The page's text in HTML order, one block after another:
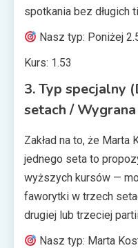
spotkania bez długich
Nasz typ: Poniżej
Kurs: 1.53
3. Typ specjalny
setach /
Zakład na to, że Marta
jednego seta to
wyższych kursów —
faworytki w trzech
drugiej lub trzeciej
Nasz typ: Marta